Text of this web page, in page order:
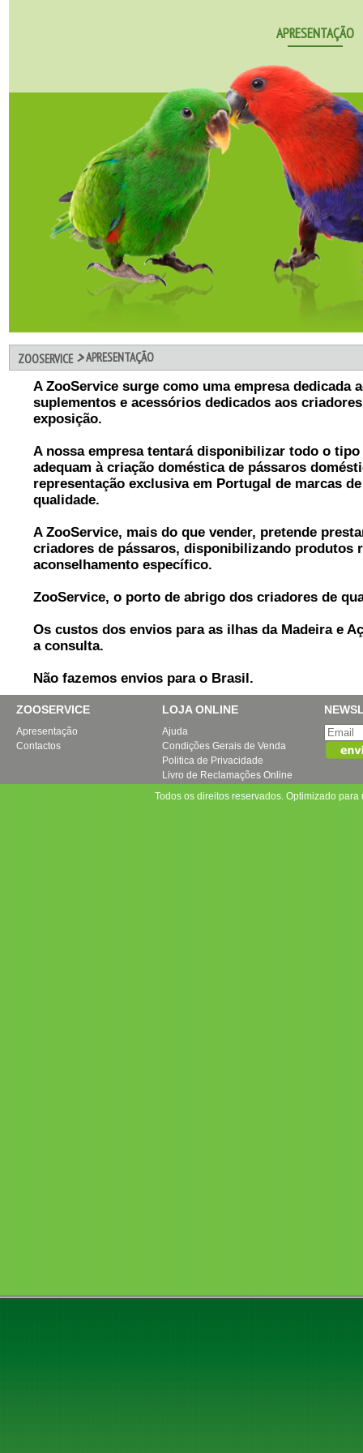
APRESENTAÇÃO
ZOOSERVICE > APRESENTAÇÃO
A ZooService surge como uma empresa dedicada
suplementos e acessórios dedicados aos
exposição.
A nossa empresa tentará disponibilizar todo o
adequam à criação doméstica de pássaros
representação exclusiva em Portugal de marcas
qualidade.
A ZooService, mais do que vender, pretende
criadores de pássaros, disponibilizando produtos
aconselhamento específico.
ZooService, o porto de abrigo dos criadores de
Os custos dos envios para as ilhas da Madeira e
a consulta.
Não fazemos envios para o Brasil.
ZOOSERVICE
Apresentação
Contactos
LOJA ONLINE
Ajuda
Condições Gerais de Venda
Politica de Privacidade
Livro de Reclamações Online
Todos os direitos reservados. Optimizado